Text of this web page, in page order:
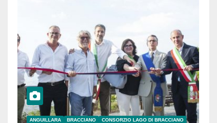
ANGUILLARA BRACCIANO
CONSORZIO LAGO DI BRACCIANO